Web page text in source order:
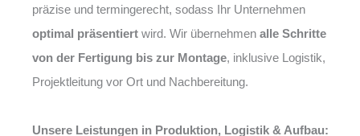
präzise und termingerecht, sodass Ihr Unternehmen
optimal präsentiert wird. Wir übernehmen alle Schritte
von der Fertigung bis zur Montage, inklusive Logistik,
Projektleitung vor Ort und Nachbereitung.
Unsere Leistungen in Produktion, Logistik & Aufbau: